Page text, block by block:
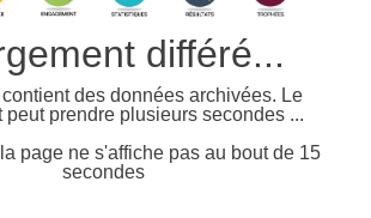
différé...
des données archivées. Le
peut prendre plusieurs secondes ...
page ne s'affiche pas au bout de 15
secondes